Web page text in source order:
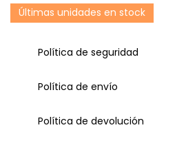
Últimas unidades en stock
Política de seguridad
Política de envío
Política de devolución